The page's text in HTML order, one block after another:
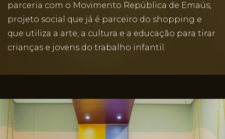
parceria com o Movimento República de Emaús,
projeto social que já é parceiro do shopping e
que utiliza a arte, a cultura e a educação para tirar
crianças e jovens do trabalho infantil.